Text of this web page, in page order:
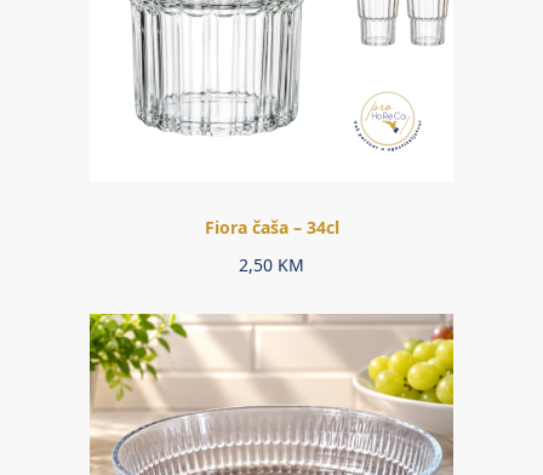
Fiora čaša – 34cl
2,50 KM